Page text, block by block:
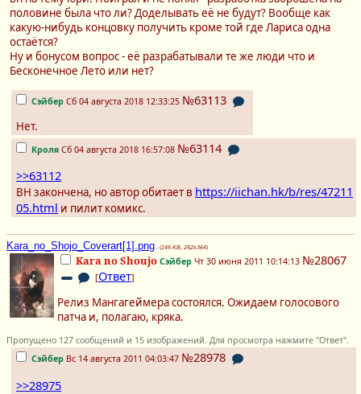
половине была что ли? Доделывать её не будут? Вообще как
какую-нибудь концовку получить кроме той где Лариса одна
остаётся?
Ну и бонусом вопрос - её разрабатывали те же люди что и
Бесконечное Лето или нет?
Сэйбер Сб 04 августа 2018 12:33:25 №63113
Нет.
Кроля Сб 04 августа 2018 16:57:08 №63114
>>63112
ВН закончена, но автор обитает в https://iichan.hk/b/res/47211
05.html и пилит комикс.
Kara_no_Shojo_Coverart[1].png - (145 KB, 252x364)
Kara no Shoujo Сэйбер Чт 30 июня 2011 10:14:13 №28067
[Ответ]
Релиз Мангагеймера состоялся. Ожидаем голосового
патча и, полагаю, кряка.
Пропущено 127 сообщений и 15 изображений. Для просмотра нажмите "Ответ".
Сэйбер Вс 14 августа 2011 04:03:47 №28978
>>28975